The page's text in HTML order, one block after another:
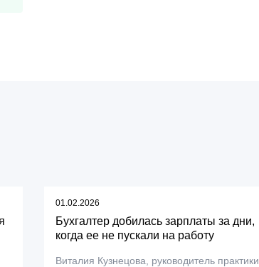
01.02.2026
Бухгалтер добилась зарплаты за дни,
когда ее не пускали на работу
Виталия Кузнецова, руководитель практики